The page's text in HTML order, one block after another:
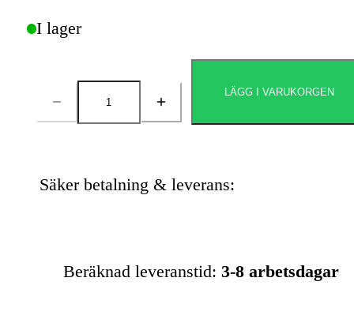
I lager
Antal
LÄGG I VARUKORGEN
Säker betalning & leverans:
Beräknad leveranstid: 3-8 arbetsdagar